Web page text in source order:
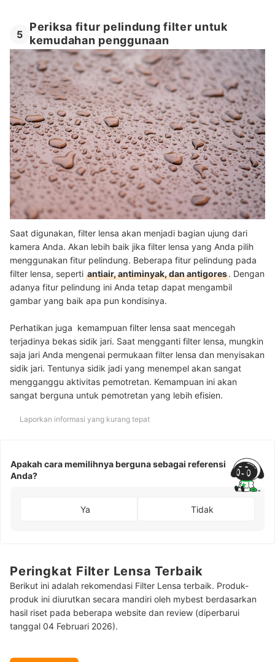
5
Periksa fitur pelindung filter untuk
kemudahan penggunaan
Saat digunakan, filter lensa akan menjadi bagian ujung dari
kamera Anda. Akan lebih baik jika filter lensa yang Anda pilih
menggunakan fitur pelindung. Beberapa fitur pelindung pada
filter lensa, seperti antiair, antiminyak, dan antigores. Dengan
adanya fitur pelindung ini Anda tetap dapat mengambil
gambar yang baik apa pun kondisinya.
Perhatikan juga kemampuan filter lensa saat mencegah
terjadinya bekas sidik jari. Saat mengganti filter lensa, mungkin
saja jari Anda mengenai permukaan filter lensa dan menyisakan
sidik jari. Tentunya sidik jadi yang menempel akan sangat
mengganggu aktivitas pemotretan. Kemampuan ini akan
sangat berguna untuk pemotretan yang lebih efisien.
Laporkan informasi yang kurang tepat
Apakah cara memilihnya berguna sebagai referensi
Anda?
Ya Tidak
Peringkat Filter Lensa Terbaik
Berikut ini adalah rekomendasi Filter Lensa terbaik. Produk-
produk ini diurutkan secara mandiri oleh mybest berdasarkan
hasil riset pada beberapa website dan review (diperbarui
tanggal 04 Februari 2026).